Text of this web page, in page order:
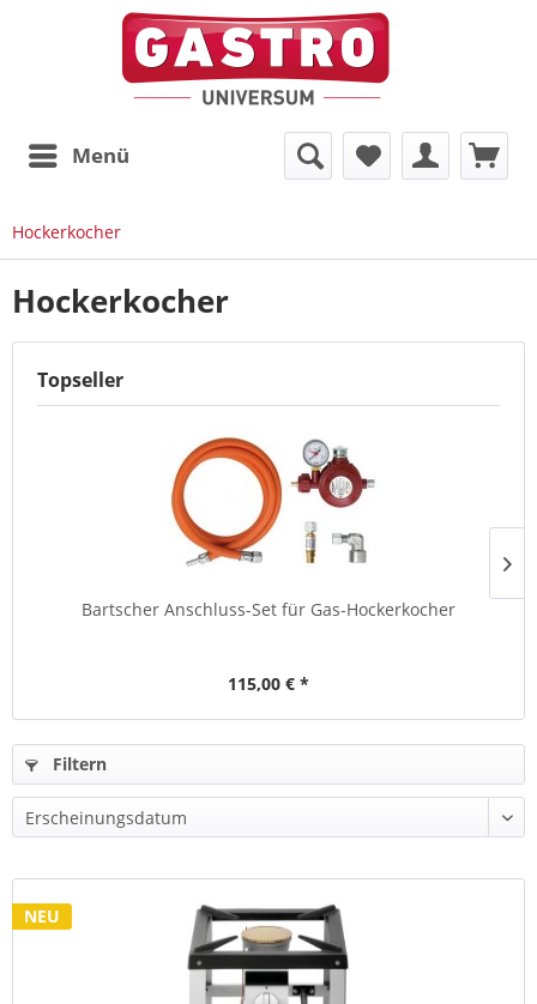
Menü
Hockerkocher
Hockerkocher
Topseller
Bartscher Anschluss-Set für Gas-Hockerkocher
115,00 € *
Filtern
NEU